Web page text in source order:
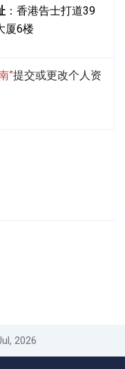
：香港告士打道39
厦6楼
”提交或更改个人资
2026